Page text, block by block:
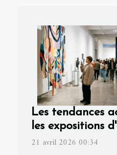
Les tendances
les expositions
21 avril 2026 00:34